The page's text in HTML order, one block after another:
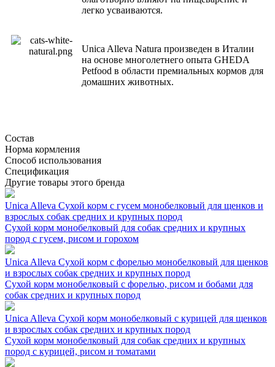
легко усваиваются.
Unica Alleva Natura произведен в Италии
на основе многолетнего опыта GHEDA
Petfood в области премиальных кормов для
домашних животных.
Состав
Норма кормления
Способ использования
Спецификация
Другие товары этого бренда
Unica Alleva Сухой корм с гусем монобелковый для щенков и
взрослых собак средних и крупных пород
Сухой корм монобелковый для собак средних и крупных
пород с гусем, рисом и горохом
Unica Alleva Сухой корм с форелью монобелковый для щенков
и взрослых собак средних и крупных пород
Сухой корм монобелковый с форелью, рисом и бобами для
собак средних и крупных пород
Unica Alleva Сухой корм монобелковый с курицей для щенков
и взрослых собак средних и крупных пород
Сухой корм монобелковый для собак средних и крупных
пород с курицей, рисом и томатами